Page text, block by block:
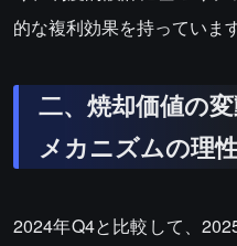
的な複利効果を持っています
二、焼却価値の
メカニズムの理
2024年Q4と比較して、